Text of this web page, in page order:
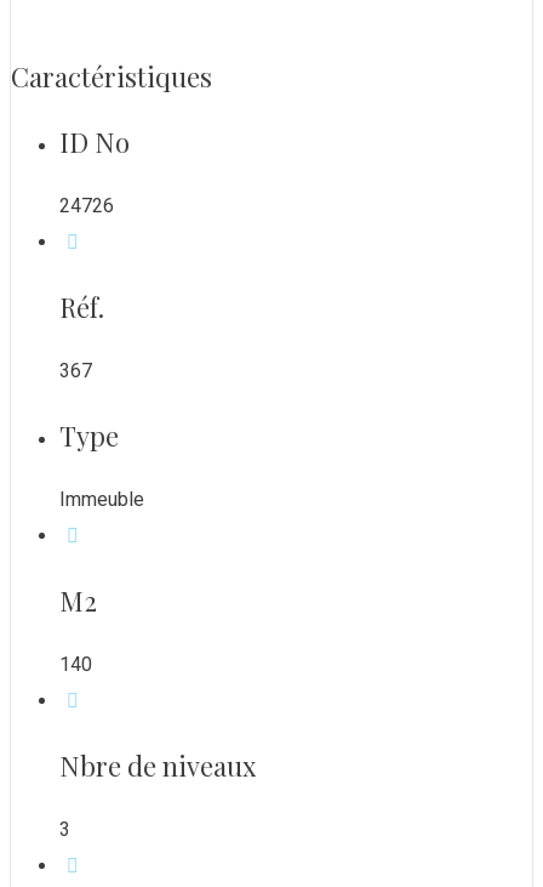
Caractéristiques
ID No
24726
Réf.
367
Type
Immeuble
M2
140
Nbre de niveaux
3